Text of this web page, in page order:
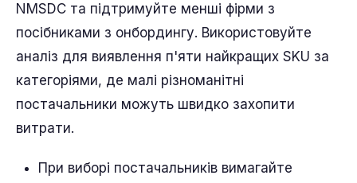
NMSDC та підтримуйте менші фірми з
посібниками з онбордингу. Використовуйте
аналіз для виявлення п'яти найкращих SKU за
категоріями, де малі різноманітні
постачальники можуть швидко захопити
витрати.
При виборі постачальників вимагайте